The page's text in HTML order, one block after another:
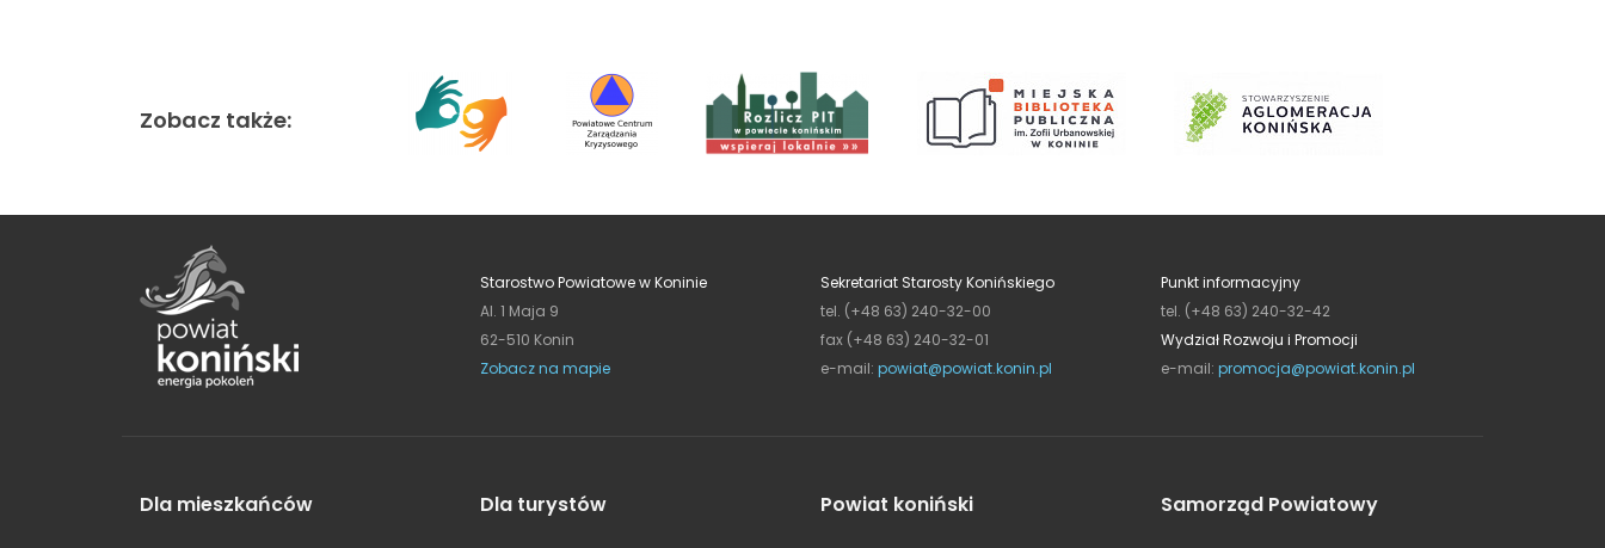
Zobacz także:
Starostwo Powiatowe w Koninie
Al. 1 Maja 9
62-510 Konin
Zobacz na mapie
Sekretariat Starosty Konińskiego
tel. (+48 63) 240-32-00
fax (+48 63) 240-32-01
e-mail: powiat@powiat.konin.pl
Punkt informacyjny
tel. (+48 63) 240-32-42
Wydział Rozwoju i Promocji
e-mail: promocja@powiat.konin.pl
Dla mieszkańców Dla turystów Powiat koniński Samorząd Powiatowy